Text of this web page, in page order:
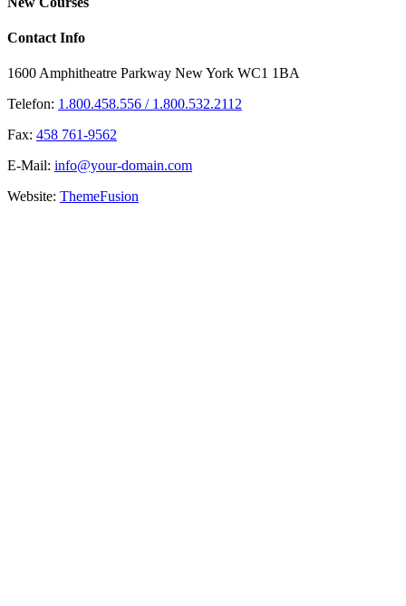
Bar
Contact Info
1600 Amphitheatre Parkway New York WC1 1BA
Telefon: 1.800.458.556 / 1.800.532.2112
Fax: 458 761-9562
E-Mail: info@your-domain.com
Website: ThemeFusion